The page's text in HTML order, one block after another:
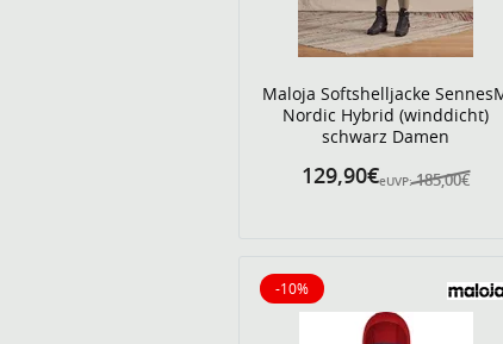
Maloja Softshelljacke
Nordic Hybrid (winddicht)
schwarz Damen
eUVP: 185,00€
129,90€
-10%
10% reduziert